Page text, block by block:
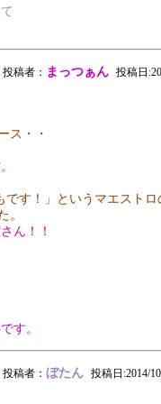
投稿者： まっつぁん 投稿日
ス・・
す！」というマエストロ
。
ん！！
す。
投稿者： ぼたん 投稿日:2014/